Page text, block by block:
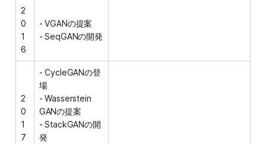
2
0
1
6
- VGANの提案
- SeqGANの開発
2
0
1
7
- CycleGANの登
場
- Wasserstein
GANの提案
- StackGANの開
発